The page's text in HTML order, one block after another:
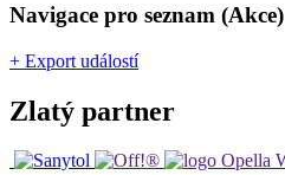
Navigace pro seznam (Akce)
+ Export událostí
Zlatý partner